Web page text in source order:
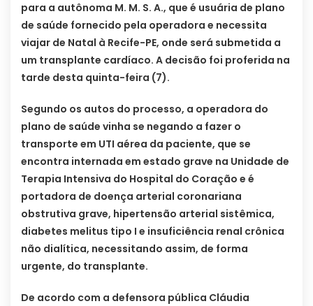
para a autônoma M. M. S. A., que é usuária de plano
de saúde fornecido pela operadora e necessita
viajar de Natal à Recife-PE, onde será submetida a
um transplante cardíaco. A decisão foi proferida na
tarde desta quinta-feira (7).
Segundo os autos do processo, a operadora do
plano de saúde vinha se negando a fazer o
transporte em UTI aérea da paciente, que se
encontra internada em estado grave na Unidade de
Terapia Intensiva do Hospital do Coração e é
portadora de doença arterial coronariana
obstrutiva grave, hipertensão arterial sistêmica,
diabetes melitus tipo I e insuficiência renal crônica
não dialítica, necessitando assim, de forma
urgente, do transplante.
De acordo com a defensora pública Cláudia